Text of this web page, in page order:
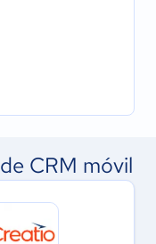
CRM móvil